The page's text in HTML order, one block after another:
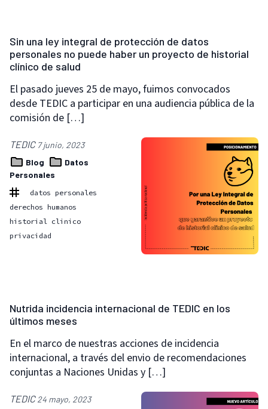
Sin una ley integral de protección de datos
personales no puede haber un proyecto de historial
clínico de salud
El pasado jueves 25 de mayo, fuimos convocados
desde TEDIC a participar en una audiencia pública de la
comisión de […]
TEDIC 7 junio, 2023
Blog
Datos
Personales
datos personales
derechos humanos
historial clinico
privacidad
Nutrida incidencia internacional de TEDIC en los
últimos meses
En el marco de nuestras acciones de incidencia
internacional, a través del envio de recomendaciones
conjuntas a Naciones Unidas y […]
TEDIC24 mayo, 2023